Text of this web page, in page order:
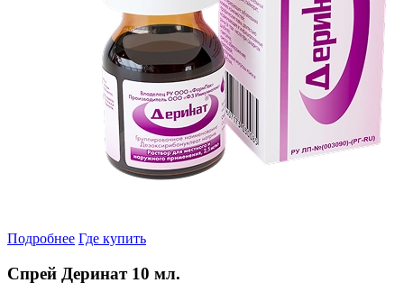
Подробнее Где купить
Спрей Деринат 10 мл.